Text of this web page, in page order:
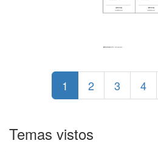
1 2 3 4
Temas vistos